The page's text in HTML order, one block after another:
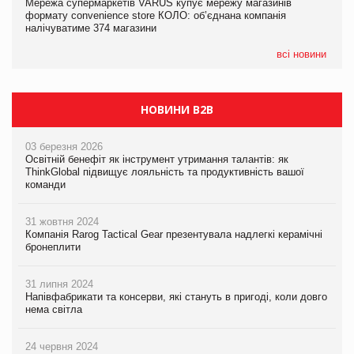
Мережа супермаркетів VARUS купує мережу магазинів
формату convenience store КОЛО: об’єднана компанія
налічуватиме 374 магазини
всі новини
04.08.2026
Через атаку РФ у Дніпрі пошкоджено склад шоколаду
Millennium
Adidas витратила понад $1 млрд на маркетинг за квартал
НОВИНИ B2B
03 березня 2026
Освітній бенефіт як інструмент утримання талантів: як
ThinkGlobal підвищує лояльність та продуктивність вашої
команди
31 жовтня 2024
Компанія Rarog Tactical Gear презентувала надлегкі керамічні
бронеплити
31 липня 2024
Напівфабрикати та консерви, які стануть в пригоді, коли довго
нема світла
24 червня 2024